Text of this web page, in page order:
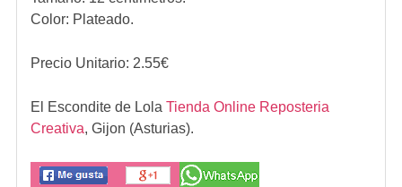
Color: Plateado.
Precio Unitario: 2.55€
El Escondite de Lola Tienda Online Reposteria
Creativa, Gijon (Asturias).